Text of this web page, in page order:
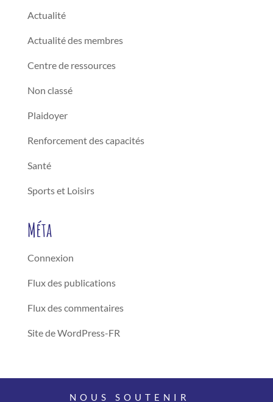
Actualité
Actualité des membres
Centre de ressources
Non classé
Plaidoyer
Renforcement des capacités
Santé
Sports et Loisirs
Méta
Connexion
Flux des publications
Flux des commentaires
Site de WordPress-FR
NOUS SOUTENIR